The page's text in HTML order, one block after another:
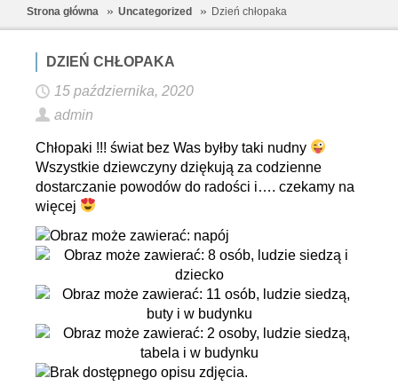
Strona główna Uncategorized Dzień chłopaka
DZIEŃ CHŁOPAKA
15 października, 2020
admin
Chłopaki !!! świat bez Was byłby taki nudny
Wszystkie dziewczyny dziękują za codzienne
dostarczanie powodów do radości i…. czekamy na
więcej